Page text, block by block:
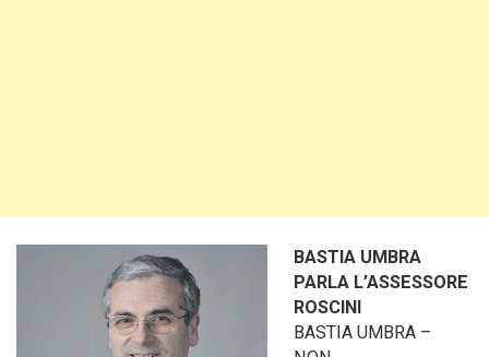
BASTIA UMBRA
PARLA L’ASSESSORE
ROSCINI
BASTIA UMBRA –